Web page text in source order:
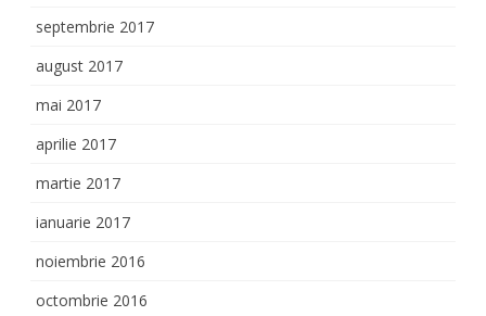
septembrie 2017
august 2017
mai 2017
aprilie 2017
martie 2017
ianuarie 2017
noiembrie 2016
octombrie 2016